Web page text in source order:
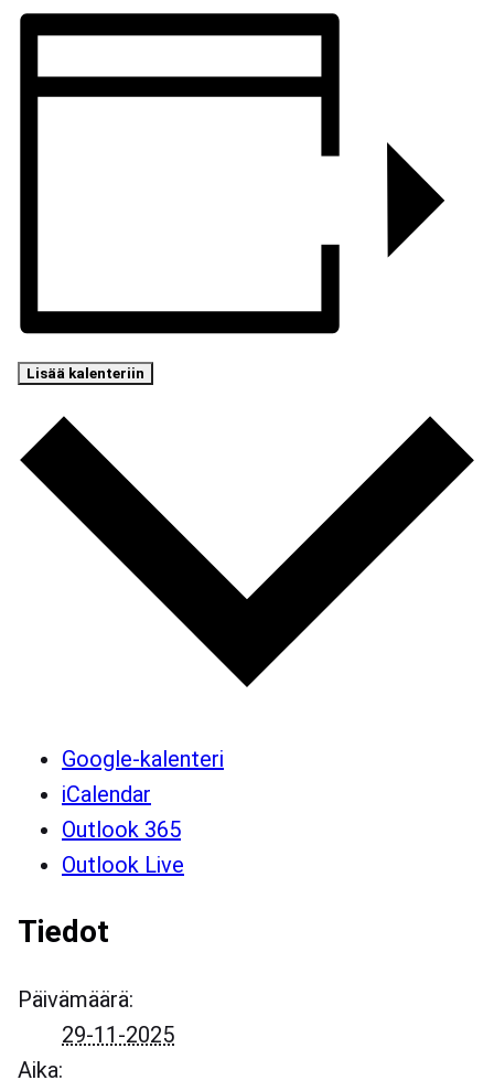
Lisää kalenteriin
Google-kalenteri
iCalendar
Outlook 365
Outlook Live
Tiedot
Päivämäärä:
29-11-2025
Aika: